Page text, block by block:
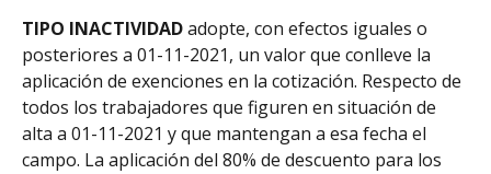
TIPO INACTIVIDADadopte, con efectos iguales o
posteriores a 01-11-2021, un valor que conlleve la
aplicación de exenciones en la cotización. Respecto de
todos los trabajadores que figuren en situación de
alta a 01-11-2021 y que mantengan a esa fecha el
campo. La aplicación del 80% de descuento para los